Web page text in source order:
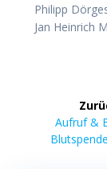
Philipp
Jan Heinrich
Vorheriger
Beitrag:
Aufruf &